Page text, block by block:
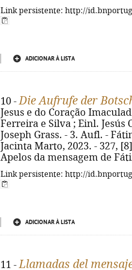
Link persistente: http://
ADICIONAR À LISTA
10 -Die Aufrufe der
Jesus e do Coração
Ferreira e Silva ; Einl. Jesús
Joseph Grass. - 3. Aufl. -
Jacinta Marto, 2023. - 327,
Apelos da mensagem de
Link persistente: http://
ADICIONAR À LISTA
11 -Llamadas del